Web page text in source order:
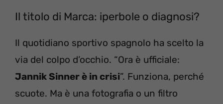
Il titolo di Marca: iperbole o diagnosi?
Il quotidiano sportivo spagnolo ha scelto la
via del colpo d’occhio. “Ora è ufficiale:
Jannik Sinner è in crisi”. Funziona, perché
scuote. Ma è una fotografia o un filtro